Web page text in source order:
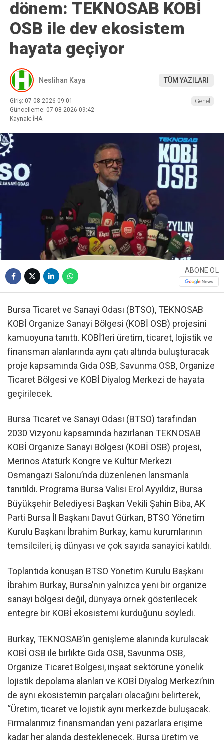
dönem: TEKNOSAB KOBİ
OSB ile dev ekosistem
hayata geçiyor
Neslihan Kaya TÜM YAZILARI
Giriş: 07-08-2026 09:01
Güncelleme: 07-08-2026 09:42
Kaynak: İHA
Genel
ABONE OL
Bursa Ticaret ve Sanayi Odası (BTSO), TEKNOSAB
KOBİ Organize Sanayi Bölgesi (KOBİ OSB) projesini
kamuoyuna tanıttı. KOBİ’leri üretim, ticaret, lojistik ve
finansman alanlarında aynı çatı altında buluşturacak
proje kapsamında Gıda OSB, Savunma OSB, Organize
Ticaret Bölgesi ve KOBİ Diyalog Merkezi de hayata
geçirilecek.
Bursa Ticaret ve Sanayi Odası (BTSO) tarafından
2030 Vizyonu kapsamında hazırlanan TEKNOSAB
KOBİ Organize Sanayi Bölgesi (KOBİ OSB) projesi,
Merinos Atatürk Kongre ve Kültür Merkezi
Osmangazi Salonu’nda düzenlenen lansmanla
tanıtıldı. Programa Bursa Valisi Erol Ayyıldız, Bursa
Büyükşehir Belediyesi Başkan Vekili Şahin Biba, AK
Parti Bursa İl Başkanı Davut Gürkan, BTSO Yönetim
Kurulu Başkanı İbrahim Burkay, kamu kurumlarının
temsilcileri, iş dünyası ve çok sayıda sanayici katıldı.
Toplantıda konuşan BTSO Yönetim Kurulu Başkanı
İbrahim Burkay, Bursa’nın yalnızca yeni bir organize
sanayi bölgesi değil, dünyaya örnek gösterilecek
entegre bir KOBİ ekosistemi kurduğunu söyledi.
Burkay, TEKNOSAB’ın genişleme alanında kurulacak
KOBİ OSB ile birlikte Gıda OSB, Savunma OSB,
Organize Ticaret Bölgesi, inşaat sektörüne yönelik
lojistik depolama alanları ve KOBİ Diyalog Merkezi’nin
de aynı ekosistemin parçaları olacağını belirterek,
“Üretim, ticaret ve lojistik aynı merkezde buluşacak.
Firmalarımız finansmandan yeni pazarlara erişime
kadar her alanda desteklenecek. Bursa üretim ve